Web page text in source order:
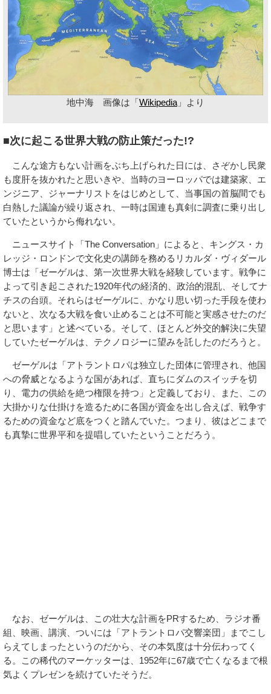
地中海 画像は「Wikipedia 」より
■次に起こる世界大戦の防止策だった!?
こんな途方もない計画をぶち上げられた日には、さぞかし民衆
も度肝を抜かれたと思いきや、当時のヨーロッパでは建築家、エ
ンジニア、ジャーナリストをはじめとして、当事国の首脳間でも
白熱した議論が繰り返され、一時は国連も真剣に調査に乗り出し
ていたというから侮れない。
ニュースサイト「The Conversation」によると、キングス・カ
レッジ・ロンドンで文化史の講師を務めるリカルダ・ヴィダール
博士は「ゼーゲルは、第一次世界大戦を経験しています。戦争に
よって引き起こされた1920年代の経済的、政治的混乱、そしてナ
チスの台頭。それらはゼーゲルに、かなり思い切った手段を使わ
ないと、次なる大戦を食い止めることは不可能と実感させたのだ
と思います」と述べている。そして、ほとんど外交的解決に失望
していたゼーゲルは、テクノロジーに望みを託したのだろうと。
ゼーゲルは「アトラントロパは独立した団体に管理され、他国
への脅威となるような国があれば、直ちにダムのスイッチを切
り、電力の供給を絶つ権限を持つ」と定義しており、また、この
大掛かりな仕掛けを造るために各国が資金を出し合えば、戦争す
るための資金など底をつくと踏んでいた。つまり、彼はどこまで
も真摯に世界平和を提唱していたということだろう。
なお、ゼーゲルは、この壮大な計画をPRするため、ラジオ番
組、映画、講演、ついには「アトラントロパ交響楽団」までこし
らえてしまったというのだから、その本気度は十分伝わってく
る。この稀代のマーケッターは、1952年に67歳で亡くなるまで根
気よくプレゼンを続けていたそうだ。